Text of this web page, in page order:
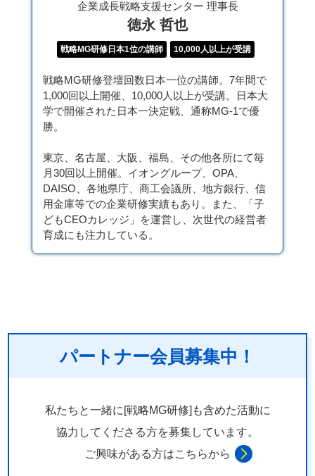
企業成長戦略支援センター 理事長
徳永 哲也
戦略MG研修日本1位の講師 10,000人以上が受講
戦略MG研修登壇回数日本一位の講師。7年間で
1,000回以上開催、10,000人以上が受講。日本大
学で開催された日本一決定戦、通称MG-1で優
勝。
東京、名古屋、大阪、福島、その他各所にて毎
月30回以上開催。イオングループ、OPA、
DAISO、各地県庁、商工会議所、地方銀行、信
用金庫等での企業研修実績もあり。また、「子
どもCEOカレッジ」を運営し、次世代の経営者
育成にも注力している。
パートナー会員募集中！
私たちと一緒に[戦略MG研修]も含めた活動に
協力してくださる方を募集しています。
ご興味がある方はこちらから